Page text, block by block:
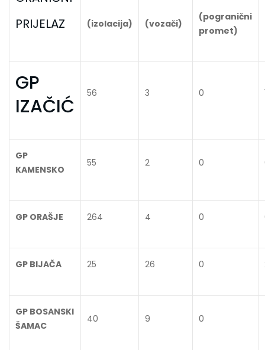
PRIJELAZ
(izolacija) (vozači)
(pogranični
promet)
GP
IZAČIĆ
56 3 0
GP
KAMENSKO
55 2 0
GP ORAŠJE 264 4 0
GP BIJAČA 25 26 0
GP BOSANSKI
ŠAMAC
40 9 0